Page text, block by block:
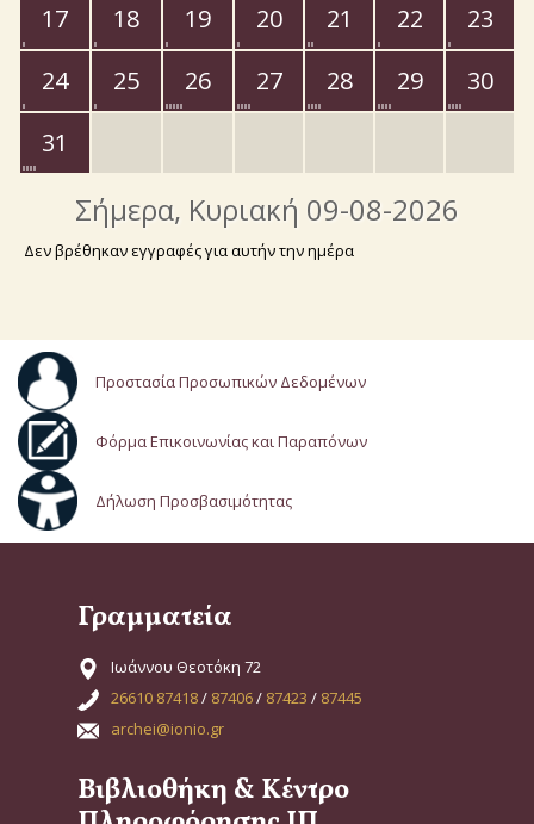
17
18 19 20 21 22
23
24
25 26 27 28 29
30
31
Σήμερα, Κυριακή 09-08-2026
Δεν βρέθηκαν εγγραφές για αυτήν την ημέρα
Προστασία Προσωπικών Δεδομένων
Φόρμα Επικοινωνίας και Παραπόνων
Δήλωση Προσβασιμότητας
Γραμματεία
Ιωάννου Θεοτόκη 72
26610 87418/ 87406/ 87423 / 87445
archei@ionio.gr
Βιβλιοθήκη & Κέντρο